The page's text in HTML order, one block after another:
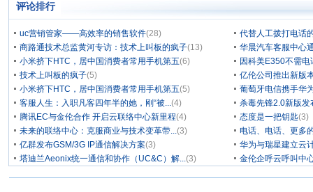
评论排行
uc营销管家——高效率的销售软件(28)
代替人工拨打电话
商路通技术总监黄河专访：技术上叫板的疯子(13)
华晨汽车客服中心
小米挤下HTC，居中国消费者常用手机第五(6)
因科美E350不需
技术上叫板的疯子(5)
亿伦公司推出新版
小米挤下HTC，居中国消费者常用手机第五(5)
葡萄牙电信携手华
客服人生：入职凡客四年半的她，刚“被...(4)
杀毒先锋2.0新版发
腾讯EC与金伦合作 开启云联络中心新里程(4) 态度是一把钥匙(3)
未来的联络中心：克服商业与技术变革带...(3)
电话、电话、更多
亿群发布GSM/3G IP通信解决方案(3)
华为与瑞星建立云
塔迪兰Aeonix统一通信和协作（UC&C）解...(3) 金伦企呼云呼叫中